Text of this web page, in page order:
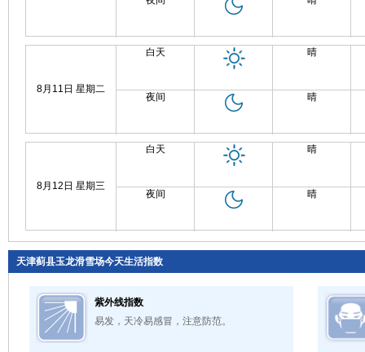
8月11日 星期二
白天 晴
夜间 晴
8月12日 星期三
白天 晴
夜间 晴
天津蓟县玉龙滑雪场今天生活指数
紫外线指数
易发，天冷易感冒，注意防范。